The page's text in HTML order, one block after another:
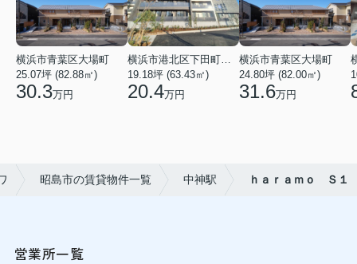
横浜市青葉区大場町
25.07坪 (82.88㎡)
30.3万円
19.18坪 (63.43㎡)
20.4万円
横浜市青葉区大場町
24.80坪 (82.00㎡)
31.6万円
昭島市の賃貸物件一覧 中神駅 ｈａｒａｍｏ Ｓ１
営業所一覧